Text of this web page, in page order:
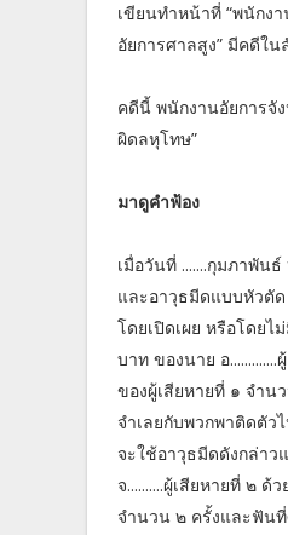
เขียนทำหน้าที่ “พนักง
อัยการศาลสูง” มีคดีใ
คดีนี้ พนักงานอัยการจัง
ผิดลหุโทษ”
มาดูคำฟ้อง
เมื่อวันที่ .......กุมภาพัน
และอาวุธมีดแบบหัวตั
โดยเปิดเผย หรือโดยไ
บาท ของนาย อ
ของผู้เสียหายที่ ๑ จำน
จำเลยกับพวกพาติดตัว
จะใช้อาวุธมีดดังกล่าว
จ..........ผู้เสียหายที่ ๒
จำนวน ๒ ครั้งและฟันที่